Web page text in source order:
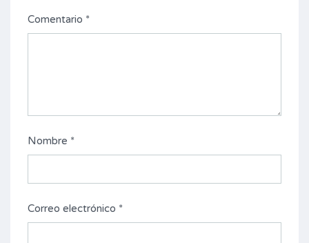
Comentario *
Nombre *
Correo electrónico *